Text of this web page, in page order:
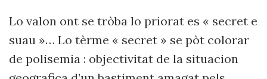
Lo valon ont se tròba lo priorat es « secret e
suau »… Lo tèrme « secret » se pòt colorar
de polisemia : objectivitat de la situacion